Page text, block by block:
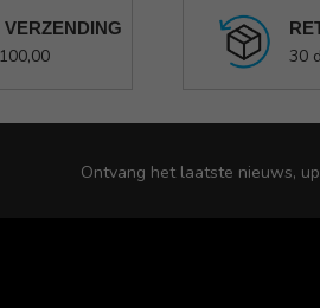
30
Ontvang het laatste nieuws,